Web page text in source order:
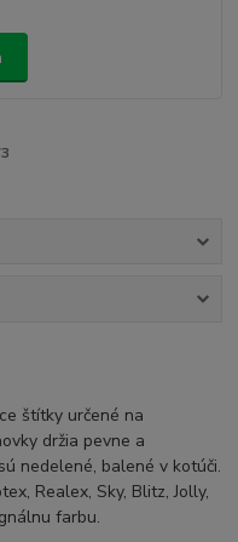
štítky určené na
držia pevne a
nedelené, balené v kotúči.
Realex, Sky, Blitz, Jolly,
farbu.